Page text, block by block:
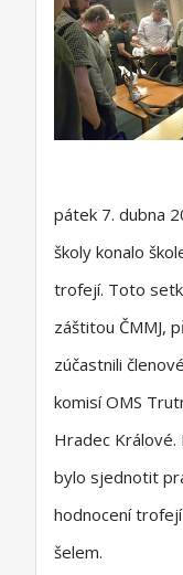
pátek 7. dubna
školy konalo
trofejí. Toto
záštitou ČMMJ,
zúčastnili
komisí OMS
Hradec Králové.
bylo sjednotit
hodnocení
šelem.